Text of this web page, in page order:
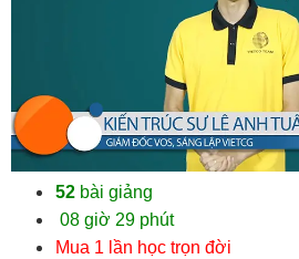
52 bài giảng
08 giờ 29 phút
Mua 1 lần học trọn đời